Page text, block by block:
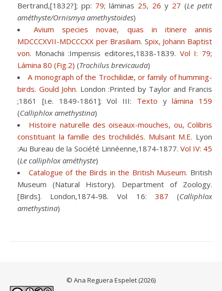
Bertrand,[1832?]; pp: 79; láminas 25, 26 y 27 (Le petit
améthyste/Ornismya amethystoides)
Avium species novae, quas in itinere annis
MDCCCXVII-MDCCCXX per Brasiliam. Spix, Johann Baptist
von. Monachii :Impensis editores,1838-1839. Vol I: 79;
Lámina 80 (Fig.2) (Trochilus brevicauda)
A monograph of the Trochilidæ, or family of humming-
birds. Gould John. London :Printed by Taylor and Francis
;1861 [i.e. 1849-1861]; Vol III: Texto ylámina 159
(Calliphlox amethystina)
Histoire naturelle des oiseaux-mouches, ou, Colibris
constituant la famille des trochilidés. Mulsant M.E. Lyon
:Au Bureau de la Société Linnéenne,1874-1877. Vol IV: 45
(Le calliphlox améthyste)
Catalogue of the Birds in the British Museum. British
Museum (Natural History). Department of Zoology.
[Birds]. London,1874-98. Vol 16: 387 (Calliphlox
amethystina)
© Ana Reguera Espelet (2026)